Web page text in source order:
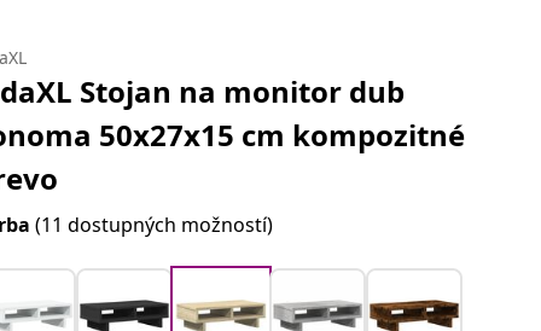
Stojan na monitor dub
50x27x15 cm kompozitné
(11 dostupných možností)